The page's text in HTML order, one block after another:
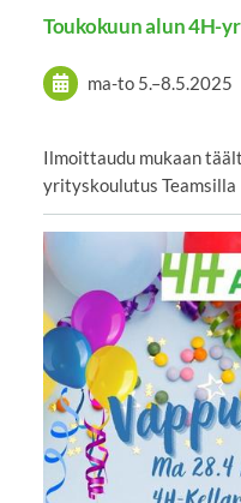
Toukokuun alun 4H-
ma-to 5.–8.5.2025
Ilmoittaudu mukaan
yrityskoulutus Teamsilla